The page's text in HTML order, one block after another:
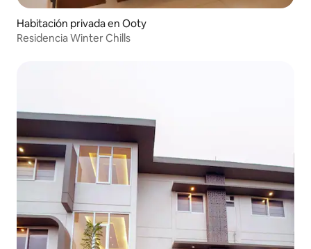
Habitación privada en Ooty
Residencia Winter Chills